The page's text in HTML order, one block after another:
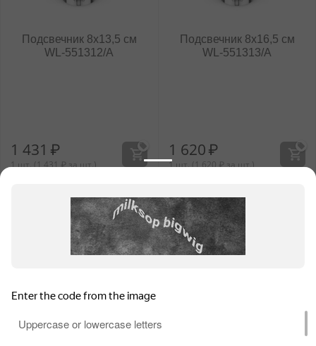
Подсвечник 8x13,5 см
WL‑551312/A
1 431 ₽
1 шт. (1 431₽за шт.)
Подсвечник 8x16,5 см
WL‑551313/A
1 620₽
1 шт. (1 620₽за шт.)
Информация для продавцов
Покупательский сервис
Контакты